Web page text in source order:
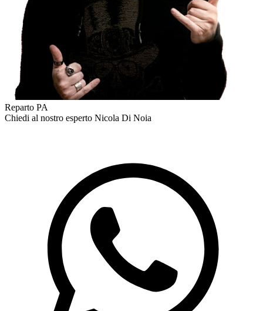
Reparto PA
Chiedi al nostro esperto Nicola Di Noia